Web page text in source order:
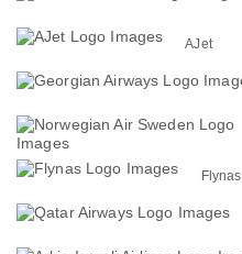
AJet
Flynas